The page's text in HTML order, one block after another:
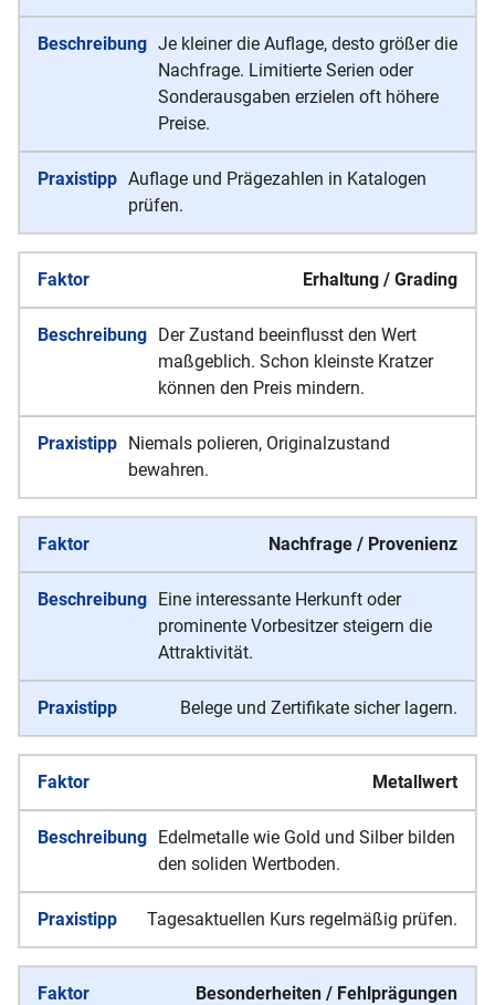
Je kleiner die Auflage, desto größer die
Nachfrage. Limitierte Serien oder
Sonderausgaben erzielen oft höhere
Preise.
Auflage und Prägezahlen in Katalogen
prüfen.
Erhaltung / Grading
Der Zustand beeinflusst den Wert
maßgeblich. Schon kleinste Kratzer
können den Preis mindern.
Niemals polieren, Originalzustand
bewahren.
Nachfrage / Provenienz
Eine interessante Herkunft oder
prominente Vorbesitzer steigern die
Attraktivität.
Belege und Zertifikate sicher lagern.
Metallwert
Edelmetalle wie Gold und Silber bilden
den soliden Wertboden.
Tagesaktuellen Kurs regelmäßig prüfen.
Besonderheiten / Fehlprägungen